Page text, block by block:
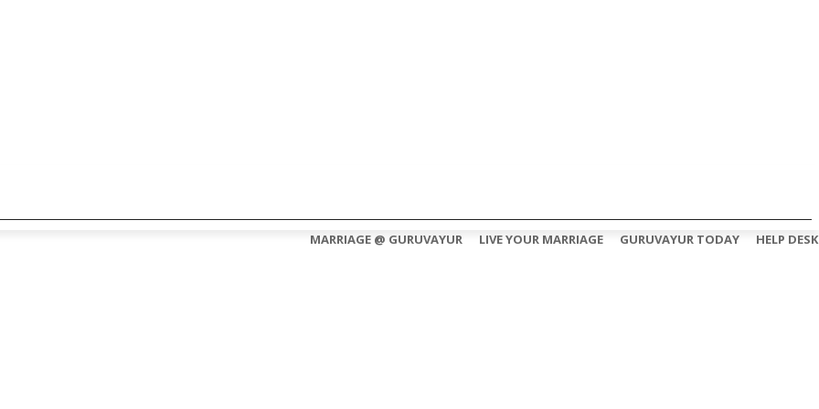
MARRIAGE @ GURUVAYUR LIVE YOUR MARRIAGE GURUVAYUR TODAY HELP DESK